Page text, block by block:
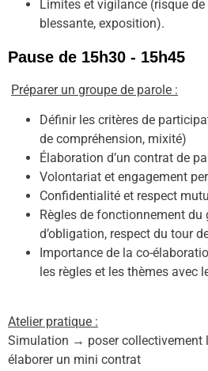
Limites et vigilance (risque
blessante, exposition).
Pause de 15h30 - 15h45
Préparer un groupe de parole :
Définir les critères de
de compréhension, mixité)
Élaboration d’un contrat de
Volontariat et engagement
Confidentialité et respect
Règles de fonctionnement du
d’obligation, respect du tour
Importance de la co-
les règles et les thèmes avec
Atelier pratique :
Simulation → poser collectivement
élaborer un mini contrat